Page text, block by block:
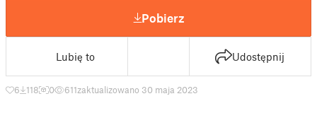
Pobierz
Lubię to Udostępnij
6 118 0 611zaktualizowano 30 maja 2023